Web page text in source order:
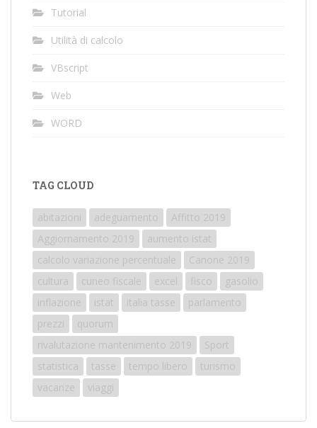
Tutorial
Utilità di calcolo
VBscript
Web
WORD
TAG CLOUD
abitazioni adeguamento
Affitto 2019
Aggiornamento 2019
aumento istat
calcolo variazione percentuale
Canone 2019
cultura
cuneo fiscale excel fisco
gasolio
inflazione
istat italia tasse
parlamento
prezzi
quorum
rivalutazione mantenimento 2019
Sport
statistica
tasse tempo libero
turismo
vacanze
viaggi